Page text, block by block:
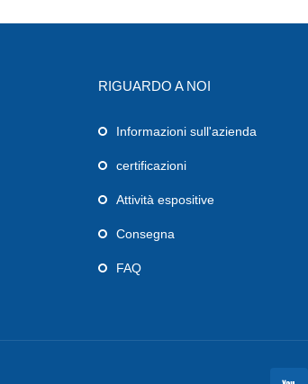
RIGUARDO A NOI
Informazioni sull'azienda
certificazioni
Attività espositive
Consegna
FAQ